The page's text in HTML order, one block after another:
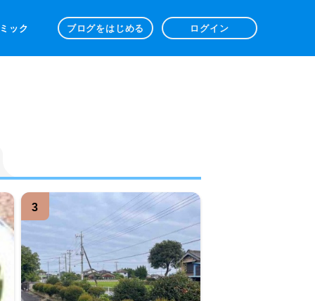
ック ブログをはじめる ログイン
3